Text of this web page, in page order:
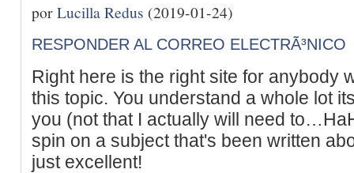
porLucilla Redus (2019-01-24)
RESPONDER AL CORREO ELECTRÃ³NICO
Right here is the right site for anybody
this topic. You understand a whole lot
you (not that I actually will need
spin on a subject that's been written
just excellent!